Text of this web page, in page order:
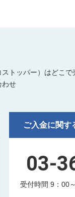
トッパー）はどこで
わせ
ご入金に関す
03-
受付時間 9：00